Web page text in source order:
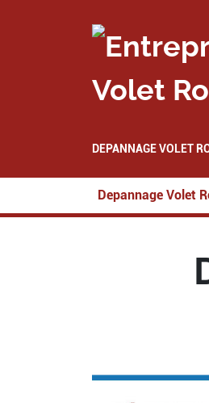
Volet
DEPANNAGE VOLET
Depannage Volet